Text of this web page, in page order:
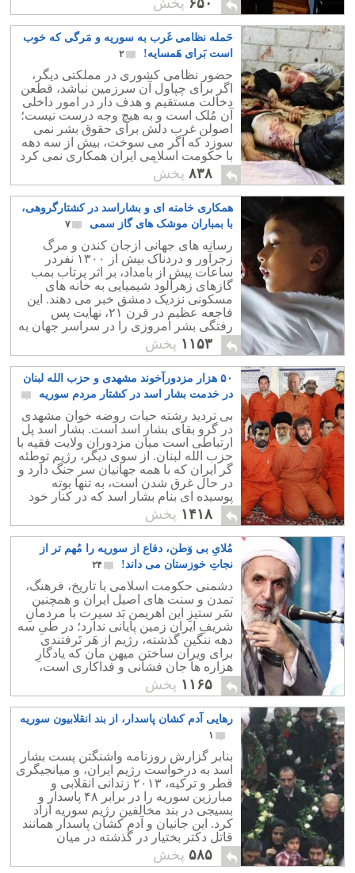
کند.
حَمله نظامی غَرب به سوریه و مَرگی که خوب
است بَرای هَمسایه!
۲
حضور نظامی کشوری در مملکتی دیگر،
اگر برای چپاول آن سرزمین نباشد، قطعن
دخالت مستقیم و هدف دار در امور داخلی
آن مُلک است و به هیچ وجه درست نیست؛
اصولن غرب دلش برای حقوق بشر نمی
سوزد که اگر می سوخت، بیش از سه دهه
با حکومت اسلامی ایران همکاری نمی کرد
و زمینه کشتار آزادی خواهان را فراهم نمی
ساخت.
۸۳۸ پخش
همکاری خامنه ای و بشاراسد در کشتارگروهی،
با بمباران موشک های گاز سمی
۷
رسانه های جهانی ازجان کندن و مرگ
زجرآور و دردناک بیش از ۱۳۰۰ نفردر
ساعات پیش از بامداد، بر اثر پرتاب بمب
گازهای زهرآلود شیمیایی به خانه های
مسکونی نزدیک دمشق خبر می دهند. این
فاجعه عظیم در قرن ۲۱، نهایت پس
رفتگی بشر امروزی را در سراسر جهان به
خوبی نشان می دهد. جنایتی که می بینیم و
از کنارش می گذریم.
۱۱۵۳ پخش
۵۰ هزار مزدورآخوند مشهدی و حزب الله لبنان
در خدمت بشار اسد در کشتار مردم سوریه
بی تردید رشته حیات روضه خوان مشهدی
در گرو بقای بشار اسد است. بشار اسد پل
ارتباطی است میان مزدوران ولایت فقیه با
حزب الله لبنان. از سوی دیگر، رژیم توطئه
گر ایران که با همه جهانیان سر جنگ دارد و
در حال غرق شدن است، به تنها بوته
پوسیده ای بنام بشار اسد که در کنار خود
می یابد چسبیده است.
۱۴۱۸ پخش
مُلایِ بی وَطن، دفاع از سوریه را مُهم تر از
نجاتِ خوزستان می داند!
۲۴
دشمنی حکومت اسلامی با تاریخ، فرهنگ،
تمدن و سنت های اصیل ایران و همچنین
سَر ستیزِ این اهریمن بَد سیرت با مردمانِ
شریفِ ایران زمین پایانی ندارد؛ در طیِ سه
دهه ننگین گذشته، رژیم از هَر تَرفتندی
برای ویران ساختن میهن مان که یادگارِ
هزاره ها جان فشانی و فداکاری است،
استفاده نموده.
۱۱۶۵ پخش
رهایی آدم کشان پاسدار، از بند انقلابیون سوریه
۱
بنابر گزارش روزنامه واشنگتن پست بشار
اسد به درخواست رژیم ایران، و میانجیگری
قطر و ترکیه، ۲۰۱۳ زندانی انقلابی و
مبارزین سوریه را در برابر ۴۸ پاسدار و
بسیجی در بند مخالفین رژیم سوریه آزاد
کرد. این جانیان و آدم کشان پاسدار همانند
قاتل دکتر بختیار در گذشته در میان
استقبال با شکوه رژیم وارد تهران شدند.
۵۸۵ پخش